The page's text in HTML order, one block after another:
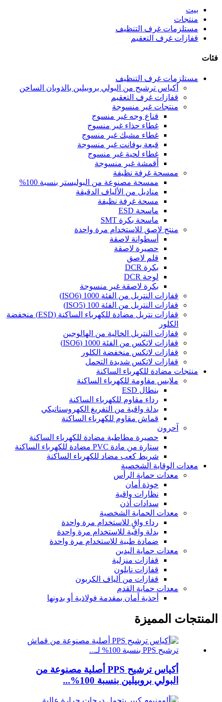
بيت
منتجات
مستلزمات غرف التنظيف
قفازات غرف التعقيم
فئات
مستلزمات غرف التنظيف
أكياس ترشيح من البولي بروبيلين بالذوبان الساخن
قفازات غرف التعقيم
منتجات غير منسوجة
قناع وجه غير منسوج
غطاء حذاء غير منسوج
غطاء مشبك غير منسوج
قبعة بوفانت غير منسوجة
غطاء لحية غير منسوج
أقمشة غير منسوجة
ممسحة غرفة نظيفة
ممسحة مصنوعة من البوليستر بنسبة 100%
مناديل من الألياف الدقيقة
مسحة غرفة نظيفة
ماسحة ESD
ماسحة بكرة SMT
منتج لاصق للاستخدام مرة واحدة
أسطوانة لاصقة
حصيرة لاصقة
قلم لاصق
بكرة DCR
لوحة DCR
بكرة لاصقة غير منسوجة
قفازات النتريل من الفئة 1000 (ISO6)
قفازات النتريل من الفئة 100 (ISO5)
قفازات نتريل مضادة للكهرباء الساكنة (ESD) منخفضة
الكلور
قفازات النتريل الخالية من الهالوجين
قفازات لاتكس من الفئة 1000 (ISO6)
قفازات لاتكس منخفضة الكلور
قفازات لاتكس شديدة التحمل
منتجات مضادة للكهرباء الساكنة
ملابس مقاومة للكهرباء الساكنة
بنطال ESD
رداء مقاوم للكهرباء الساكنة
بدلة واقية من التفريغ الكهروستاتيكي
قماش مقاوم للكهرباء الساكنة
آحرون
حصيرة مطاطية مضادة للكهرباء الساكنة
ستارة من مادة PVC مضادة للكهرباء الساكنة
شريط كعب مضاد للكهرباء الساكنة
معدات الوقاية الشخصية
معدات حماية الرأس
خوذة أمان
نظارات واقية
سدادات أذن
معدات الحماية الشخصية
رداء واقٍ للاستخدام مرة واحدة
بدلة واقية للاستخدام مرة واحدة
ضمادة طبية للاستخدام مرة واحدة
معدات حماية اليدين
قفازات منزلية
قفازات نايلون
قفازات من ألياف الكربون
معدات حماية القدم
أحذية أمان بمقدمة فولاذية أو بدونها
المنتجات المميزة
أكياس ترشيح PPS أصلية مصنوعة من
البولي بروبيلين بنسبة 100%...